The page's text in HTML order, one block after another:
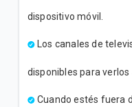
dispositivo móvil.
Los canales de
disponibles para verlos
Cuando estés fuera